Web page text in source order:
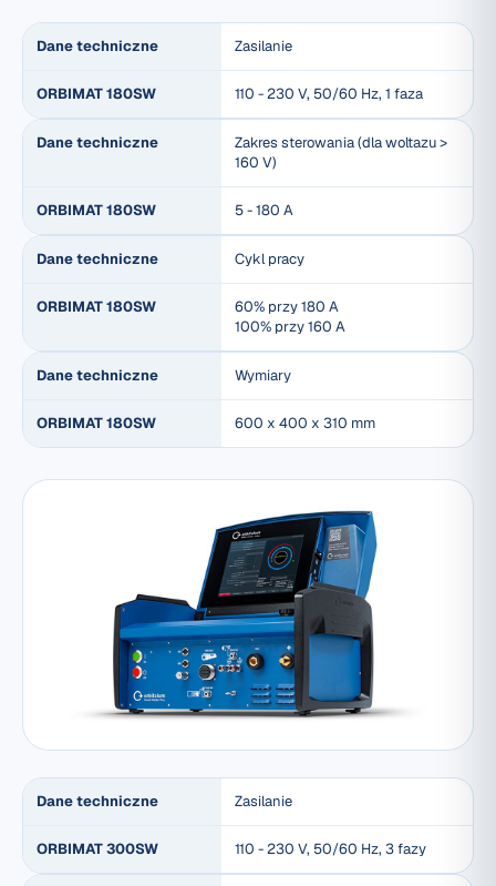
Dane techniczne Zasilanie
ORBIMAT 180SW 110 - 230 V, 50/60 Hz, 1 faza
Dane techniczne
Zakres sterowania (dla woltazu >
160 V)
ORBIMAT 180SW 5 - 180 A
Dane techniczne Cykl pracy
ORBIMAT 180SW
60% przy 180 A
100% przy 160 A
Dane techniczne Wymiary
ORBIMAT 180SW 600 x 400 x 310 mm
Dane techniczne Zasilanie
ORBIMAT 300SW 110 - 230 V, 50/60 Hz, 3 fazy